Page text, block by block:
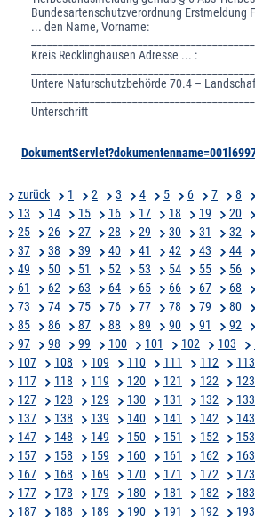
Bundesartenschutzverordnung Erstmeldung
... den Name, Vorname:
Kreis Recklinghausen Adresse ... :
Untere Naturschutzbehörde 70.4 –
Unterschrift
zurück 1 2 3 4 5 6 7 8
13
14 15 16 17 18 19 20
25
26 27 28 29 30 31 32
37
38 39 40 41 42 43 44
49
50 51 52 53 54 55 56
61
62 63 64 65 66 67 68
73
74 75 76 77 78 79 80
85
86 87 88 89 90 91 92
97
98 99 100 101 102 103
107
108 109 110 111 112 113
117
118 119 120 121 122 123
127
128 129 130 131 132 133
137
138 139 140 141 142 143
147
148 149 150 151 152 153
157
158 159 160 161 162 163
167
168 169 170 171 172 173
177
178 179 180 181 182 183
187
188 189 190 191 192 193